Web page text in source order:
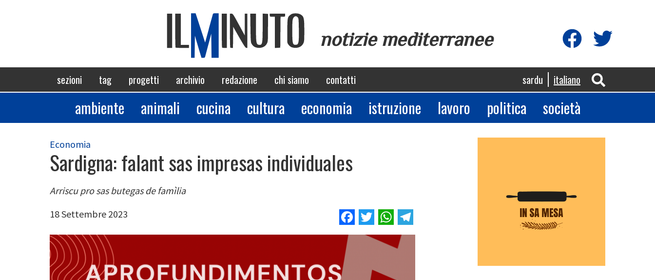
notizie mediterranee
Navigazione
principale
sezioni tag progetti archivio redazione chi siamo contatti sardu italiano
Sezioni
ambiente animali cucina cultura economia istruzione lavoro politica società
Economia
Sardigna: falant sas impresas individuales
Arriscu pro sas butegas de famìlia
18 Settembre 2023
Facebook
TwitterWhatsApp